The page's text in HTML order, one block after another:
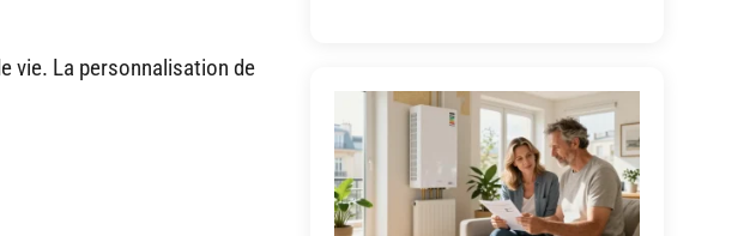
vie. La personnalisation de